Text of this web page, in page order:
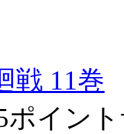
戦 11巻
ポイン